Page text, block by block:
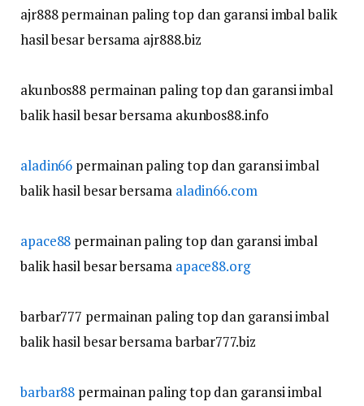
ajr888 permainan paling top dan garansi imbal balik
hasil besar bersama ajr888.biz
akunbos88 permainan paling top dan garansi imbal
balik hasil besar bersama akunbos88.info
aladin66 permainan paling top dan garansi imbal
balik hasil besar bersama aladin66.com
apace88 permainan paling top dan garansi imbal
balik hasil besar bersama apace88.org
barbar777 permainan paling top dan garansi imbal
balik hasil besar bersama barbar777.biz
barbar88 permainan paling top dan garansi imbal